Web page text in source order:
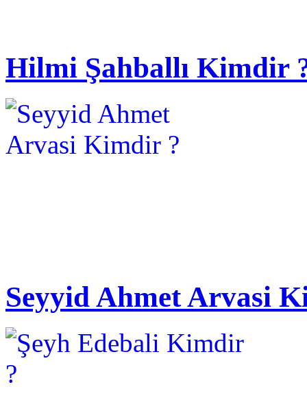
Hilmi Şahballı Kimdir
Seyyid Ahmet Arvasi